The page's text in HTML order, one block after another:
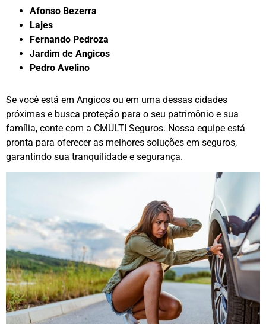
Afonso Bezerra
Lajes
Fernando Pedroza
Jardim de Angicos
Pedro Avelino
Se você está em Angicos ou em uma dessas cidades
próximas e busca proteção para o seu patrimônio e sua
família, conte com a CMULTI Seguros. Nossa equipe está
pronta para oferecer as melhores soluções em seguros,
garantindo sua tranquilidade e segurança.